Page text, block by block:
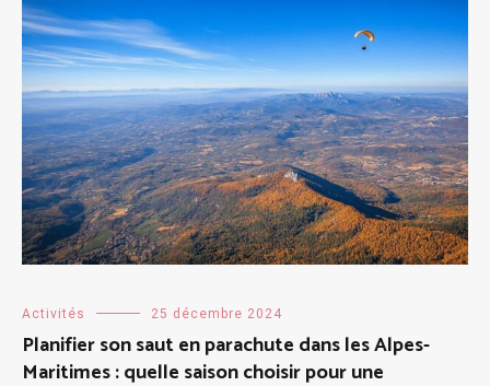
Activités 25 décembre 2024
Planifier son saut en parachute dans les Alpes-
Maritimes : quelle saison choisir pour une